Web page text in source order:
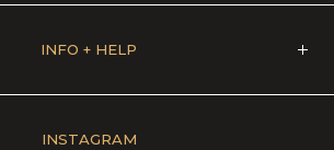
INFO + HELP
INSTAGRAM